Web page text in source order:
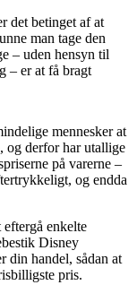
det betinget af at
man tage den
– uden hensyn til
– er at få bragt
mennesker at
og derfor har utallige
på varerne –
og endda
enkelte
Disney
din handel, sådan at
pris.